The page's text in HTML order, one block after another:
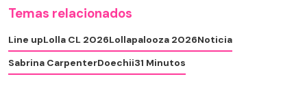
Temas relacionados
Line upLolla CL 2026Lollapalooza 2026Noticia
Sabrina CarpenterDoechii31 Minutos